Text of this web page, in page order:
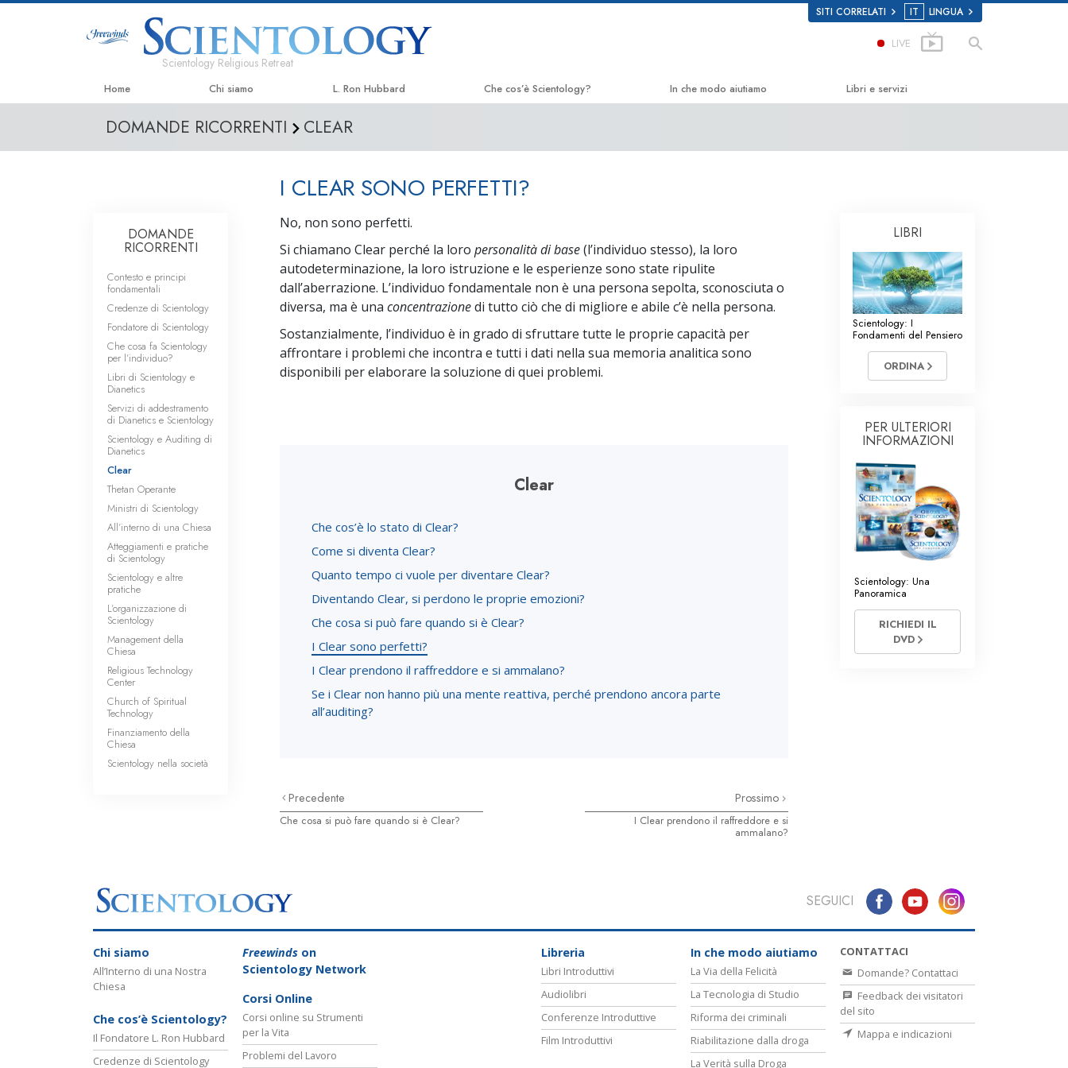
SITI CORRELATI IT LINGUA
Scientology Religious Retreat
LIVE
Home Chi siamo L. Ron Hubbard Che cos’è Scientology?
Che cosa dicono gli Scientologist
All’interno di una Chiesa
I Principi Fondamentali di Scientology
Un’Introduzione a Dianetics
Amore e Odio:
Che Cos’è la Grandezza?
In che modo aiutiamo
La Verità sulla Droga
Uniti per i Diritti Umani
Comitato dei Cittadini per i Diritti
Umani
Ministri Volontari di Scientology
Libri e servizi
Servizi Introduttivi
DOMANDE RICORRENTI CLEAR
I CLEAR SONO PERFETTI?
No, non sono perfetti.
Si chiamano Clear perché la loro personalità di base(l’individuo stesso), la loro
autodeterminazione, la loro istruzione e le esperienze sono state ripulite
dall’aberrazione. L’individuo fondamentale non è una persona sepolta, sconosciuta o
diversa, ma è una concentrazionedi tutto ciò che di migliore e abile c’è nella persona.
Sostanzialmente, l’individuo è in grado di sfruttare tutte le proprie capacità per
affrontare i problemi che incontra e tutti i dati nella sua memoria analitica sono
disponibili per elaborare la soluzione di quei problemi.
Clear
Che cos’è lo stato di Clear?
Come si diventa Clear?
Quanto tempo ci vuole per diventare Clear?
Diventando Clear, si perdono le proprie emozioni?
Che cosa si può fare quando si è Clear?
I Clear sono perfetti?
I Clear prendono il raffreddore e si ammalano?
Se i Clear non hanno più una mente reattiva, perché prendono ancora parte
all’auditing?
Precedente
Che cosa si può fare quando si è Clear?
Prossimo
I Clear prendono il raffreddore e si
ammalano?
DOMANDE
RICORRENTI
Contesto e principi
fondamentali
Credenze di Scientology
Fondatore di Scientology
Che cosa fa Scientology
per l’individuo?
Libri di Scientology e
Dianetics
Servizi di addestramento
di Dianetics e Scientology
Scientology e Auditing di
Dianetics
Clear
Thetan Operante
Ministri di Scientology
All’interno di una Chiesa
Atteggiamenti e pratiche
di Scientology
Scientology e altre
pratiche
L’organizzazione di
Scientology
Management della
Chiesa
Religious Technology
Center
Church of Spiritual
Technology
Finanziamento della
Chiesa
Scientology nella società
LIBRI
Scientology: I
Fondamenti del Pensiero
ORDINA
PER ULTERIORI
INFORMAZIONI
Scientology: Una
Panoramica
RICHIEDI IL
DVD
SEGUICI
Chi siamo
All’Interno di una Nostra
Chiesa
Che cos’è Scientology?
Il Fondatore L. Ron Hubbard
Credenze di Scientology
Freewinds on
Scientology Network
Corsi Online
Corsi online su Strumenti
per la Vita
Problemi del Lavoro
Libreria
Libri Introduttivi
Audiolibri
Conferenze Introduttive
Film Introduttivi
In che modo aiutiamo
La Via della Felicità
La Tecnologia di Studio
Riforma dei criminali
Riabilitazione dalla droga
La Verità sulla Droga
CONTATTACI
Domande? Contattaci
Feedback dei visitatori
del sito
Mappa e indicazioni